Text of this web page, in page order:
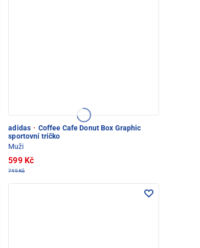
adidas · Coffee Cafe Donut Box Graphic
sportovní tričko
Muži
599 Kč
749 Kč